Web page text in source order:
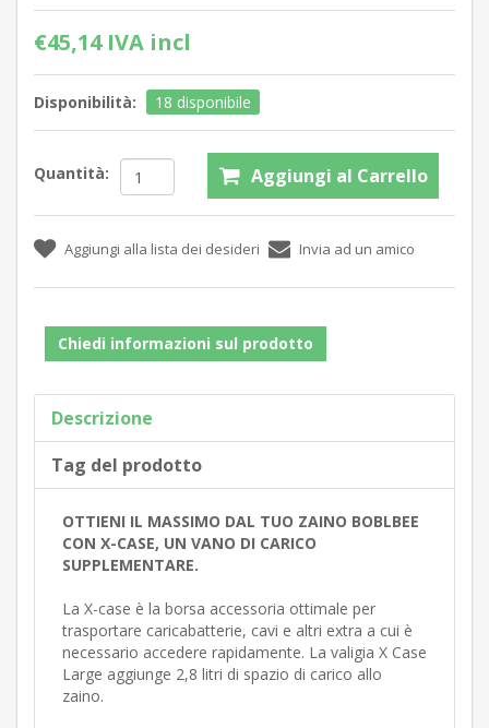
€45,14 IVA incl
Disponibilità: 18 disponibile
Quantità:
Chiedi informazioni sul prodotto
Descrizione
Tag del prodotto
OTTIENI IL MASSIMO DAL TUO ZAINO BOBLBEE
CON X-CASE, UN VANO DI CARICO
SUPPLEMENTARE.
La X-case è la borsa accessoria ottimale per
trasportare caricabatterie, cavi e altri extra a cui è
necessario accedere rapidamente. La valigia X Case
Large aggiunge 2,8 litri di spazio di carico allo
zaino.